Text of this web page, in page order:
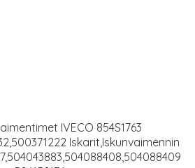
IVECO 854S1763
Iskarit,Iskunvaimennin